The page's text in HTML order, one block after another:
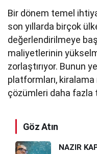
Bir dönem temel
son yıllarda birçok
değerlendirilmeye
maliyetlerinin
zorlaştırıyor. Bunun
platformları,
çözümleri daha fazla
Göz Atın
NAZIR